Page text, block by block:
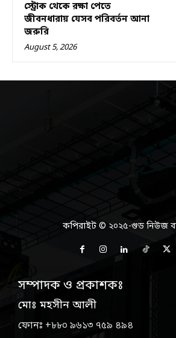
স্ট্রোক থেকে রক্ষা পেতে
জীবনধারায় যেসব পরিবর্তন আনা
জরুরি
August 5, 2026
কপিরাইট © ২০২৫-গুড নিউজ
সম্পাদক ও প্রকাশকঃ
মোঃ মহসীন আলী
ফোনঃ +৮৮০ ৯৬১৩ ৭৫৯ ৪৯৪